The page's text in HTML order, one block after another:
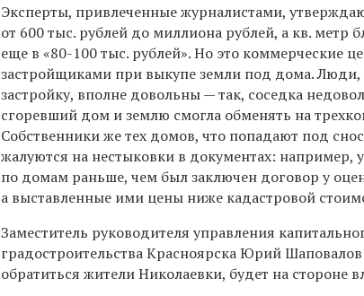
Эксперты, привлеченные журналистами,
от 600 тыс. рублей до миллиона рублей, а кв. метр
еще в «80-100 тыс. рублей». Но это коммерческие
застройщиками при выкупе земли под дома.
застройку, вполне довольны — так, соседка
сгоревший дом и землю смогла обменять на
Собственники же тех домов, что попадают под
жалуются на нестыковки в документах:
по домам раньше, чем был заключен договор у
а выставленные ими цены ниже кадастровой
Заместитель руководителя управления
градостроительства Красноярска Юрий
обратиться жители Николаевки, будет на стороне